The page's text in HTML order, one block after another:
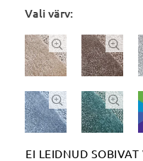
Vali värv:
 
 
EI LEIDNUD